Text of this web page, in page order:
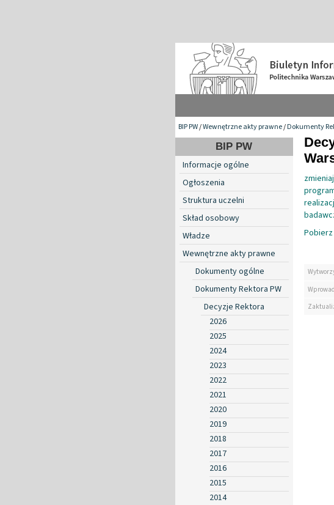
BIP PW/Wewnętrzne akty prawne/Dokumenty
BIP PW
Informacje ogólne
Ogłoszenia
Struktura uczelni
Skład osobowy
Władze
Wewnętrzne akty prawne
Dokumenty ogólne
Dokumenty Rektora PW
Decyzje Rektora
2026
2025
2024
2023
2022
2021
2020
2019
2018
2017
2016
2015
2014